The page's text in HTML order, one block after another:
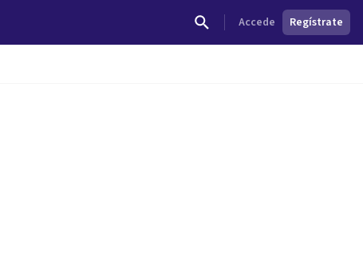
Accede Regístrate